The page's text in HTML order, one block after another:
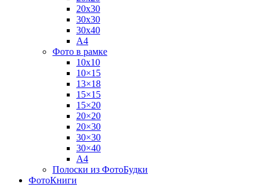
20х30
30х30
30х40
А4
Фото в рамке
10х10
10×15
13×18
15×15
15×20
20×20
20×30
30×30
30×40
A4
Полоски из ФотоБудки
ФотоКниги